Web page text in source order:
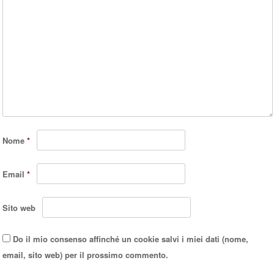
Nome*
Email*
Sito web
Do il mio consenso affinché un cookie salvi i miei dati (nome,
email, sito web) per il prossimo commento.